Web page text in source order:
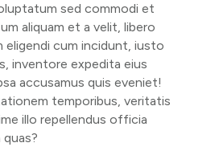
sed commodi et
aliquam et a velit, libero
eligendi cum incidunt, iusto
inventore expedita eius
accusamus quis eveniet!
temporibus, veritatis
illo repellendus officia